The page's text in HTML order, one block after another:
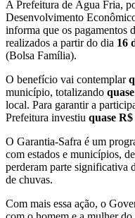
A Prefeitura de Água Fria,
Desenvolvimento
informa que os pagamentos
realizados a partir do dia 16
(Bolsa Família).
O benefício vai contemplar
município, totalizando
local. Para garantir a
Prefeitura investiu quase
O Garantia-Safra é um
com estados e municípios,
perderam parte significativa
de chuvas.
Com mais essa ação, o